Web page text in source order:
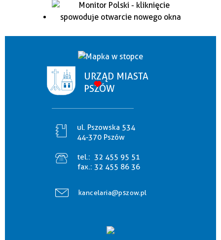
URZĄD MIASTA
PSZÓW
ul. Pszowska 534
44-370 Pszów
tel.: 32 455 95 51
fax.: 32 455 86 36
kancelaria@pszow.pl